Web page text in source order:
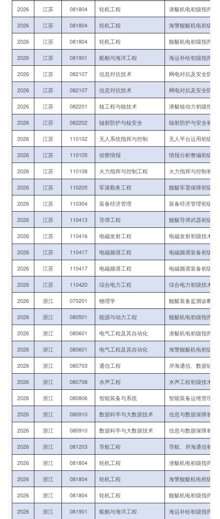
2026 江苏 081804 轮机工程 潜艇机电初级指挥与
2026 江苏 081804 轮机工程 海警舰艇机电初级指
2026 江苏 081804 轮机工程 舰艇机电初级指挥与
2026 江苏 081901 船舶与海洋工程 海运补给初级指挥军
2026 江苏 082107 信息对抗技术 网电对抗及安全防
2026 江苏 082107 信息对抗技术 网电对抗及安全防
2026 江苏 082201 核工程与核技术 潜艇核动力初级指挥
2026 江苏 082202 辐射防护与核安全 辐射防护与安全初级
2026 江苏 110102 无人系统指挥与控制 无人平台运用初级指
2026 江苏 110105 侦察情报 情报分析整编初级指
2026 江苏 110108 火力指挥与控制工程 火力指挥与控制初级
2026 江苏 110205 军港勤务工程 舰艇军需保障初级指
2026 江苏 110304 装备经济管理 装备经济管理初级技
2026 江苏 110413 导弹工程 舰艇导弹武器初级技
2026 江苏 110416 电磁发射工程 电磁发射初级技术军
2026 江苏 110417 电磁频谱工程 电磁频谱装备初级指
2026 江苏 110417 电磁频谱工程 电磁频谱装备初级指
2026 江苏 110420 综合电力工程 综合电力初级技术军
2026 浙江 070201 物理学 舰艇装备监测诊断、
2026 浙江 080501 能源与动力工程 舰艇机电初级指挥与
2026 浙江 080601 电气工程及其自动化 潜艇机电初级指挥与
2026 浙江 080601 电气工程及其自动化 海警舰艇机电初级指
2026 浙江 080703 通信工程 岸海通信、数据链
2026 浙江 080708 水声工程 水声工程初级技术军
2026 浙江 080806 智能装备与系统 智能装备运维管理初
2026 浙江 080910 数据科学与大数据技术 信息与数据保障初级
2026 浙江 080910 数据科学与大数据技术 信息与数据保障初级
2026 浙江 081203 导航工程 导航、岸海通信初级
2026 浙江 081804 轮机工程 潜艇机电初级指挥与
2026 浙江 081804 轮机工程 海警舰艇机电初级指
2026 浙江 081804 轮机工程 舰艇机电初级指挥与
2026 浙江 081901 船舶与海洋工程 海运补给初级指挥军